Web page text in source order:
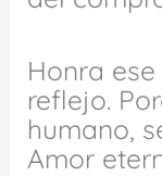
Honra
reflejo.
humano,
Amor